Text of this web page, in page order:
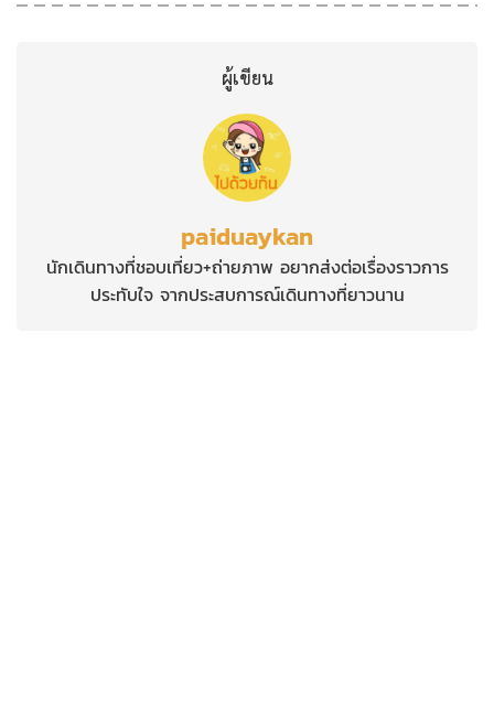
ผู้เขียน
paiduaykan
นักเดินทางที่ชอบเที่ยว+ถ่ายภาพ อยากส่งต่อเรื่องราวการ
ประทับใจ จากประสบการณ์เดินทางที่ยาวนาน